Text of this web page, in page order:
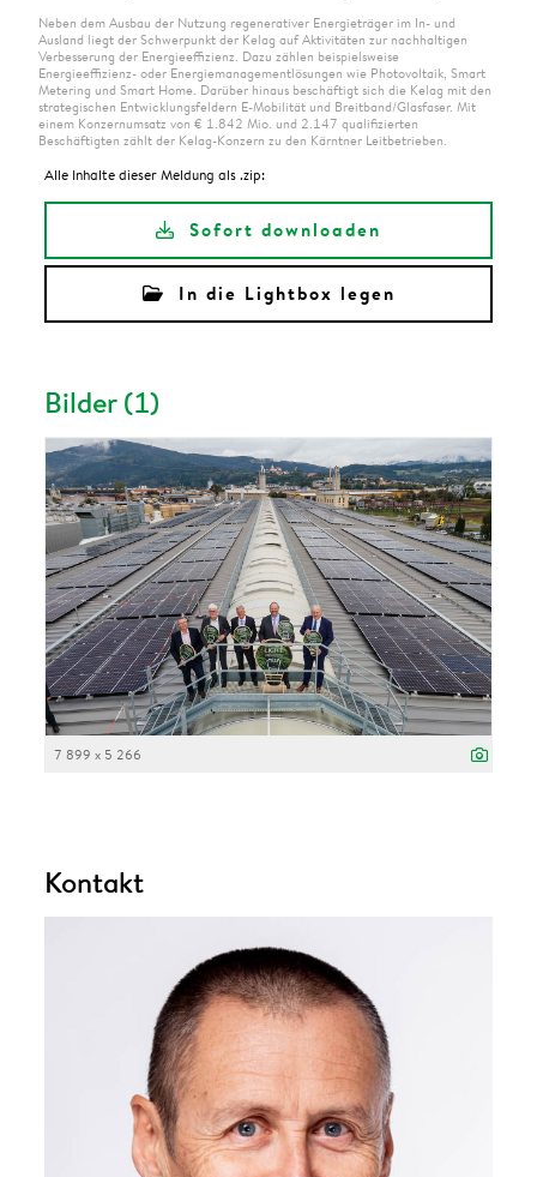
Neben dem Ausbau der Nutzung regenerativer Energieträger im In- und
Ausland liegt der Schwerpunkt der Kelag auf Aktivitäten zur nachhaltigen
Verbesserung der Energieeffizienz. Dazu zählen beispielsweise
Energieeffizienz- oder Energiemanagementlösungen wie Photovoltaik, Smart
Metering und Smart Home. Darüber hinaus beschäftigt sich die Kelag mit den
strategischen Entwicklungsfeldern E-Mobilität und Breitband/Glasfaser. Mit
einem Konzernumsatz von € 1.842 Mio. und 2.147 qualifizierten
Beschäftigten zählt der Kelag-Konzern zu den Kärntner Leitbetrieben.
Alle Inhalte dieser Meldung als .zip:
Sofort downloaden
In die Lightbox legen
Bilder (1)
7 899 x 5 266
Kontakt